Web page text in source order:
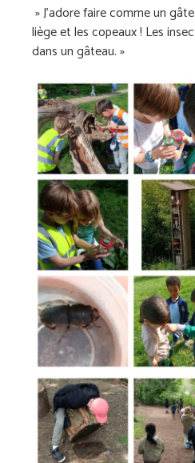
» J’adore faire comme un
liège et les copeaux ! Les
dans un gâteau. »